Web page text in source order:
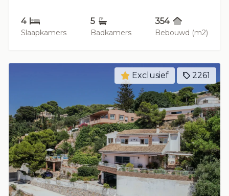
4
Slaapkamers
5
Badkamers
354
Bebouwd (m2)
Exclusief 2261